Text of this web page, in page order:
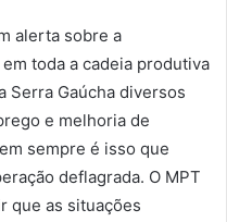
alerta sobre a
toda a cadeia produtiva
Serra Gaúcha diversos
e melhoria de
sempre é isso que
deflagrada. O MPT
que as situações